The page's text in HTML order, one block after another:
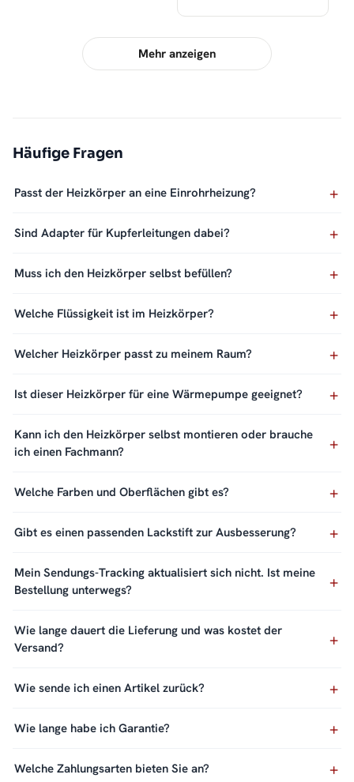
Mehr anzeigen
Häufige Fragen
Passt der Heizkörper an eine Einrohrheizung?
Sind Adapter für Kupferleitungen dabei?
Muss ich den Heizkörper selbst befüllen?
Welche Flüssigkeit ist im Heizkörper?
Welcher Heizkörper passt zu meinem Raum?
Ist dieser Heizkörper für eine Wärmepumpe geeignet?
Kann ich den Heizkörper selbst montieren oder brauche
ich einen Fachmann?
Welche Farben und Oberflächen gibt es?
Gibt es einen passenden Lackstift zur Ausbesserung?
Mein Sendungs-Tracking aktualisiert sich nicht. Ist meine
Bestellung unterwegs?
Wie lange dauert die Lieferung und was kostet der
Versand?
Wie sende ich einen Artikel zurück?
Wie lange habe ich Garantie?
Welche Zahlungsarten bieten Sie an?